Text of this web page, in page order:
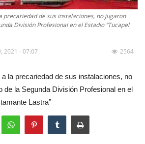
precariedad de sus instalaciones, no jugaron
División Profesional en el Estadio “Tucapel
2021 - 07:07 2564
la precariedad de sus instalaciones, no
de la Segunda División Profesional en el
Lastra”